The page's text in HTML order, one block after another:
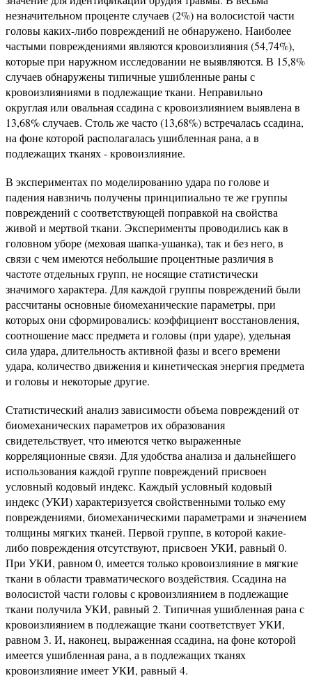
незначительном проценте случаев (2%) на волосистой части
головы каких-либо повреждений не обнаружено. Наиболее
частыми повреждениями являются кровоизлияния (54,74%),
которые при наружном исследовании не выявляются. В 15,8%
случаев обнаружены типичные ушибленные раны с
кровоизлияниями в подлежащие ткани. Неправильно
округлая или овальная ссадина с кровоизлиянием выявлена в
13,68% случаев. Столь же часто (13,68%) встречалась ссадина,
на фоне которой располагалась ушибленная рана, а в
подлежащих тканях - кровоизлияние.
В экспериментах по моделированию удара по голове и
падения навзничь получены принципиально те же группы
повреждений с соответствующей поправкой на свойства
живой и мертвой ткани. Эксперименты проводились как в
головном уборе (меховая шапка-ушанка), так и без него, в
связи с чем имеются небольшие процентные различия в
частоте отдельных групп, не носящие статистически
значимого характера. Для каждой группы повреждений были
рассчитаны основные биомеханические параметры, при
которых они сформировались: коэффициент восстановления,
соотношение масс предмета и головы (при ударе), удельная
сила удара, длительность активной фазы и всего времени
удара, количество движения и кинетическая энергия предмета
и головы и некоторые другие.
Статистический анализ зависимости объема повреждений от
биомеханических параметров их образования
свидетельствует, что имеются четко выраженные
корреляционные связи. Для удобства анализа и дальнейшего
использования каждой группе повреждений присвоен
условный кодовый индекс. Каждый условный кодовый
индекс (УКИ) характеризуется свойственными только ему
повреждениями, биомеханическими параметрами и значением
толщины мягких тканей. Первой группе, в которой какие-
либо повреждения отсутствуют, присвоен УКИ, равный 0.
При УКИ, равном 0, имеется только кровоизлияние в мягкие
ткани в области травматического воздействия. Ссадина на
волосистой части головы с кровоизлиянием в подлежащие
ткани получила УКИ, равный 2. Типичная ушибленная рана с
кровоизлиянием в подлежащие ткани соответствует УКИ,
равном 3. И, наконец, выраженная ссадина, на фоне которой
имеется ушибленная рана, а в подлежащих тканях
кровоизлияние имеет УКИ, равный 4.